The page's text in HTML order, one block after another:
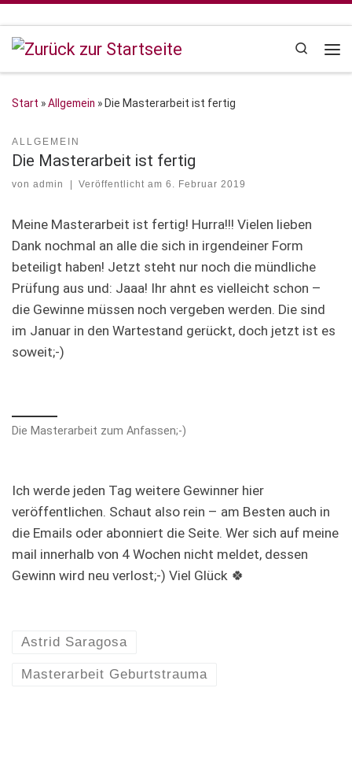
Search
Start »Allgemein » Die Masterarbeit ist fertig
ALLGEMEIN
Die Masterarbeit ist fertig
von admin Veröffentlicht am6. Februar 2019
Meine Masterarbeit ist fertig! Hurra!!! Vielen lieben
Dank nochmal an alle die sich in irgendeiner Form
beteiligt haben! Jetzt steht nur noch die mündliche
Prüfung aus und: Jaaa! Ihr ahnt es vielleicht schon –
die Gewinne müssen noch vergeben werden. Die sind
im Januar in den Wartestand gerückt, doch jetzt ist es
soweit;-)
Die Masterarbeit zum Anfassen;-)
Ich werde jeden Tag weitere Gewinner hier
veröffentlichen. Schaut also rein – am Besten auch in
die Emails oder abonniert die Seite. Wer sich auf meine
mail innerhalb von 4 Wochen nicht meldet, dessen
Gewinn wird neu verlost;-) Viel Glück 🍀
Astrid Saragosa
Masterarbeit Geburtstrauma